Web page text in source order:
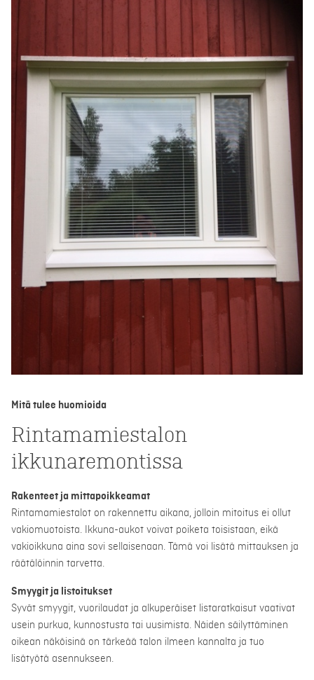
Mitä tulee huomioida
Rintamamiestalon
ikkunaremontissa
Rakenteet ja mittapoikkeamat
Rintamamiestalot on rakennettu aikana, jolloin mitoitus ei ollut
vakiomuotoista. Ikkuna-aukot voivat poiketa toisistaan, eikä
vakioikkuna aina sovi sellaisenaan. Tämä voi lisätä mittauksen ja
räätälöinnin tarvetta.
Smyygit ja listoitukset
Syvät smyygit, vuorilaudat ja alkuperäiset listaratkaisut vaativat
usein purkua, kunnostusta tai uusimista. Näiden säilyttäminen
oikean näköisinä on tärkeää talon ilmeen kannalta ja tuo
lisätyötä asennukseen.